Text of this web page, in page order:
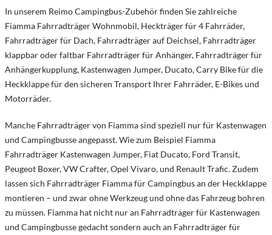
In unserem Reimo Campingbus-Zubehör finden Sie zahlreiche
Fiamma Fahrradträger Wohnmobil, Heckträger für 4 Fahrräder,
Fahrradträger für Dach, Fahrradträger auf Deichsel, Fahrradträger
klappbar oder faltbar Fahrradträger für Anhänger, Fahrradträger für
Anhängerkupplung, Kastenwagen Jumper, Ducato, Carry Bike für die
Heckklappe für den sicheren Transport Ihrer Fahrräder, E-Bikes und
Motorräder.
Manche Fahrradträger von Fiamma sind speziell nur für Kastenwagen
und Campingbusse angepasst. Wie zum Beispiel Fiamma
Fahrradträger Kastenwagen Jumper, Fiat Ducato, Ford Transit,
Peugeot Boxer, VW Crafter, Opel Vivaro, und Renault Trafic. Zudem
lassen sich Fahrradträger Fiamma für Campingbus an der Heckklappe
montieren – und zwar ohne Werkzeug und ohne das Fahrzeug bohren
zu müssen. Fiamma hat nicht nur an Fahrradträger für Kastenwagen
und Campingbusse gedacht sondern auch an Fahrradträger für